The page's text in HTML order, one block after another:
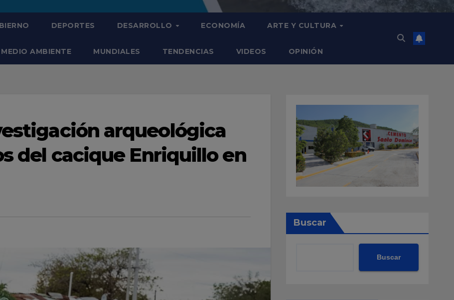
DEPORTES DESARROLLO ECONOMÍA ARTE Y CULTURA
MEDIO AMBIENTE MUNDIALES TENDENCIAS VIDEOS OPINIÓN
arqueológica
del cacique Enriquillo en
Buscar
Buscar